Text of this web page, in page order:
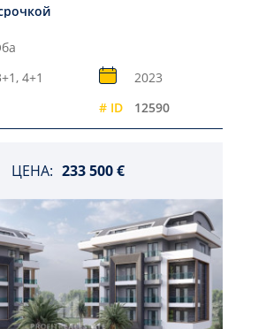
4+1
2023
# ID 12590
ЦЕНА: 233 500 €